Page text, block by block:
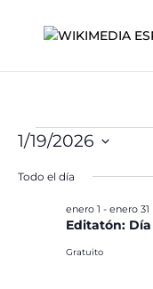
Eventos
en
2026
1/19/2026
la
Todo el día
Editatón:
enero 1 - enero 31
Gratuito